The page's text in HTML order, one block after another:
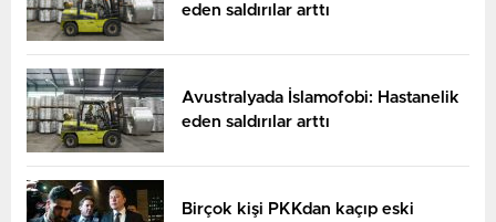
eden saldırılar arttı
Avustralyada İslamofobi: Hastanelik
eden saldırılar arttı
Birçok kişi PKKdan kaçıp eski